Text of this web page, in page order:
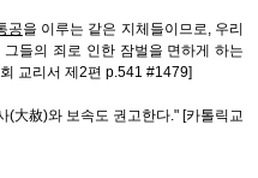
공을 이루는 같은 지체들이므로, 우리
들의 죄로 인한 잠벌을 면하게 하는
교리서 제2편 p.541 #1479]
(大赦)와 보속도 권고한다." [카톨릭교